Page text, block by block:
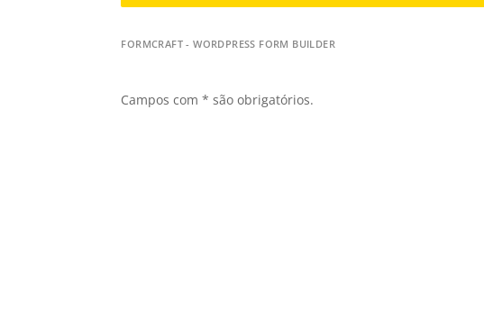
FORMCRAFT - WORDPRESS FORM BUILDER
Campos com * são obrigatórios.